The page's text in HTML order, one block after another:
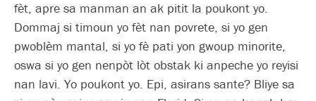
fèt, apre sa manman an ak pitit la poukont yo.
Dommaj si timoun yo fèt nan povrete, si yo gen
pwoblèm mantal, si yo fè pati yon gwoup minorite,
oswa si yo gen nenpòt lòt obstak ki anpeche yo reyisi
nan lavi. Yo poukont yo. Epi, asirans sante? Bliye sa